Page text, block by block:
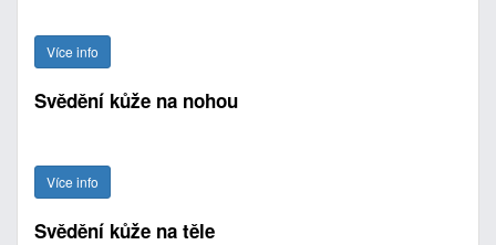
Více info
Svědění kůže na nohou
Více info
Svědění kůže na těle